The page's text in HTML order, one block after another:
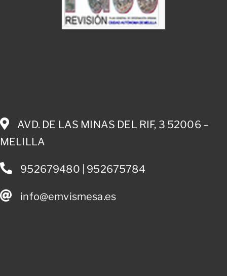
AVD. DE LAS MINAS DEL RIF, 3 52006 –
MELILLA
952679480 | 952675784
info@emvismesa.es